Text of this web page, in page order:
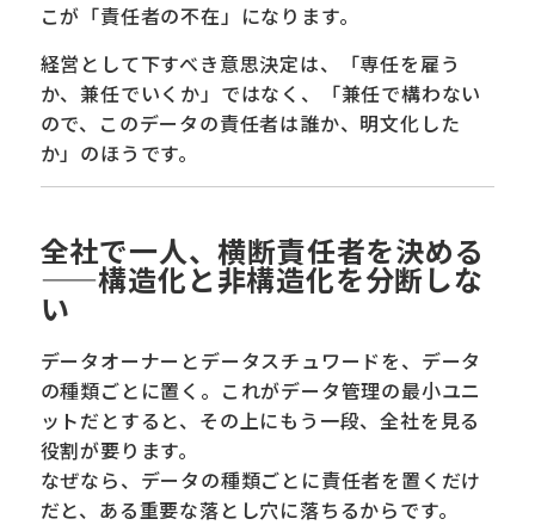
こが「責任者の不在」になります。
経営として下すべき意思決定は、「専任を雇う
か、兼任でいくか」ではなく、「兼任で構わない
ので、このデータの責任者は誰か、明文化した
か」のほうです。
全社で一人、横断責任者を決める
——構造化と非構造化を分断しな
い
データオーナーとデータスチュワードを、データ
の種類ごとに置く。これがデータ管理の最小ユニ
ットだとすると、その上にもう一段、全社を見る
役割が要ります。
なぜなら、データの種類ごとに責任者を置くだけ
だと、ある重要な落とし穴に落ちるからです。